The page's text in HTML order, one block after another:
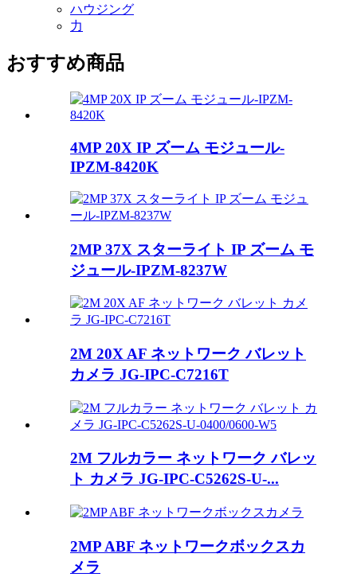
ハウジング
力
おすすめ商品
4MP 20X IP ズーム モジュール-
IPZM-8420K
2MP 37X スターライト IP ズーム モ
ジュール-IPZM-8237W
2M 20X AF ネットワーク バレット
カメラ JG-IPC-C7216T
2M フルカラー ネットワーク バレッ
ト カメラ JG-IPC-C5262S-U-...
2MP ABF ネットワークボックスカ
メラ